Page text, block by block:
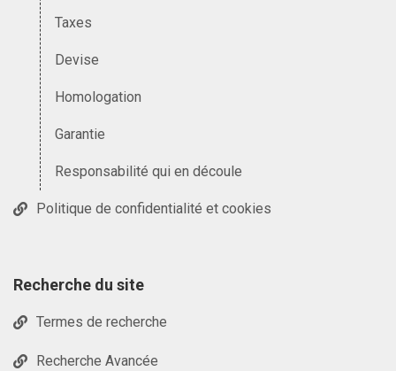
Taxes
Devise
Homologation
Garantie
Responsabilité qui en découle
Politique de confidentialité et cookies
Recherche du site
Termes de recherche
Recherche Avancée